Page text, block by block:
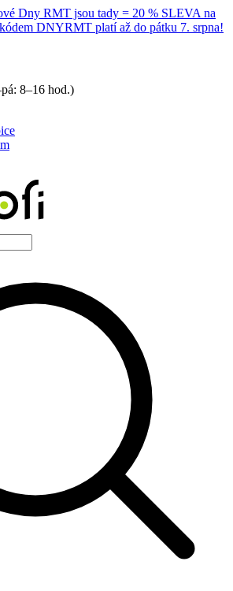
Dny RMT jsou tady = 20 % SLEVA na
DNYRMT platí až do pátku 7. srpna!
8–16 hod.)